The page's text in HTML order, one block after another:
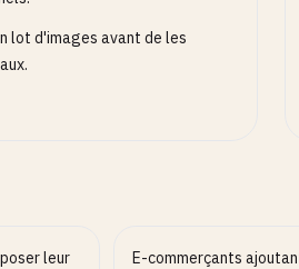
lot d'images avant de les
leur
E-commerçants